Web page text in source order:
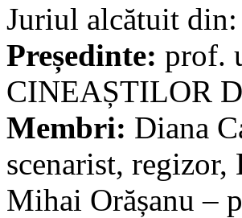
Juriul alcătuit din:
Președinte: prof.
CINEAȘTILOR
Membri: Diana
scenarist,
Mihai Orășanu –